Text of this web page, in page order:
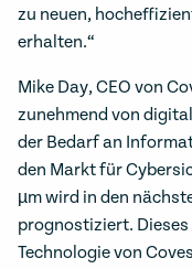
zu neuen,
erhalten.“
Mike Day, CEO von
zunehmend von
der Bedarf an
den Markt für
µm wird in den
prognostiziert.
Technologie von